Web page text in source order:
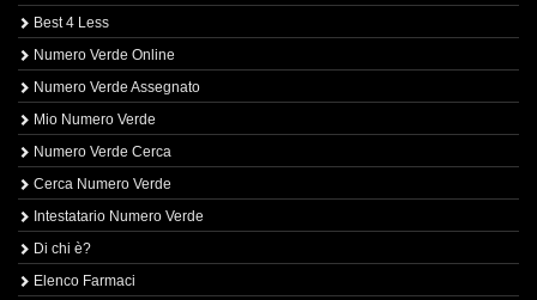
Best 4 Less
Numero Verde Online
Numero Verde Assegnato
Mio Numero Verde
Numero Verde Cerca
Cerca Numero Verde
Intestatario Numero Verde
Di chi è?
Elenco Farmaci